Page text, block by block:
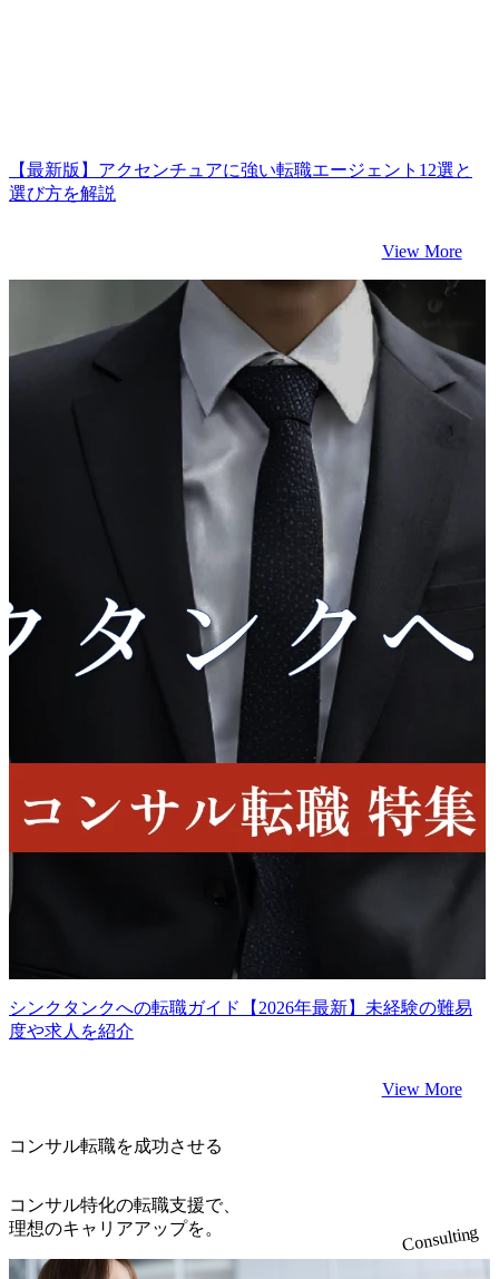
【最新版】アクセンチュアに強い転職エージェント12選と
選び方を解説
View More
シンクタンクへの転職ガイド【2026年最新】未経験の難易
度や求人を紹介
View More
コンサル転職を成功させる
コンサル特化の転職支援で、
理想のキャリアアップを。
Consulting